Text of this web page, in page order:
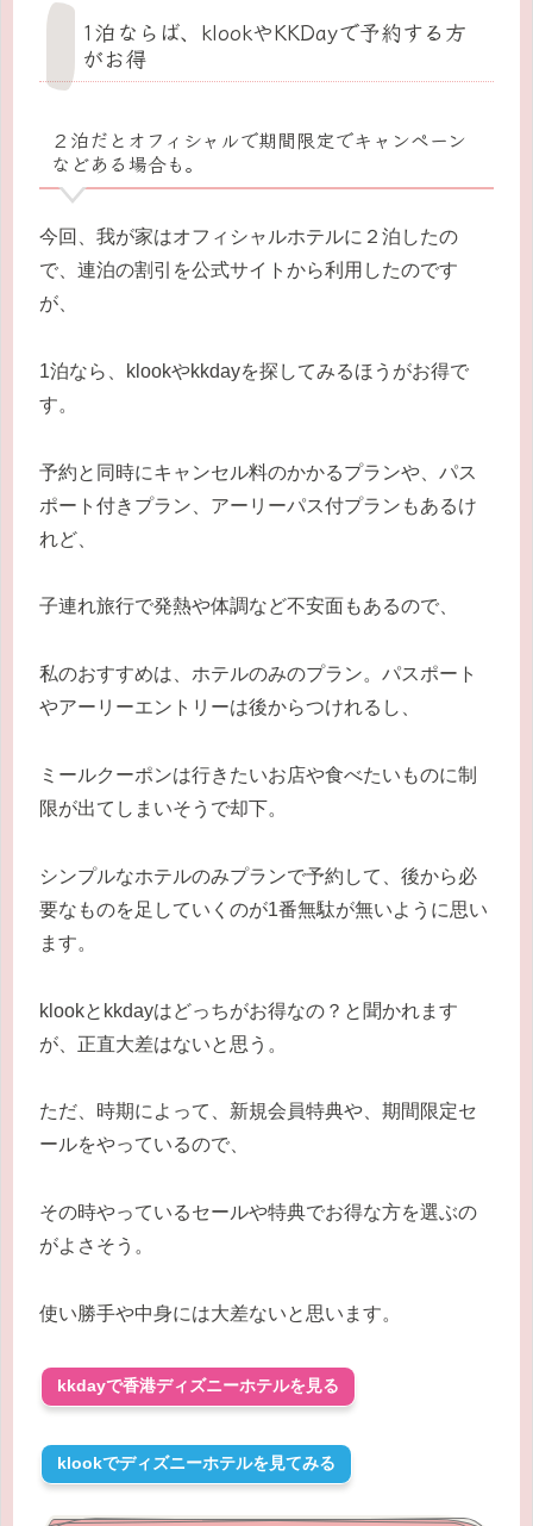
1泊ならば、klookやKKDayで予約する方
がお得
２泊だとオフィシャルで期間限定でキャンペーン
などある場合も。
今回、我が家はオフィシャルホテルに２泊したの
で、連泊の割引を公式サイトから利用したのです
が、
1泊なら、klookやkkdayを探してみるほうがお得で
す。
予約と同時にキャンセル料のかかるプランや、パス
ポート付きプラン、アーリーパス付プランもあるけ
れど、
子連れ旅行で発熱や体調など不安面もあるので、
私のおすすめは、ホテルのみのプラン。パスポート
やアーリーエントリーは後からつけれるし、
ミールクーポンは行きたいお店や食べたいものに制
限が出てしまいそうで却下。
シンプルなホテルのみプランで予約して、後から必
要なものを足していくのが1番無駄が無いように思い
ます。
klookとkkdayはどっちがお得なの？と聞かれます
が、正直大差はないと思う。
ただ、時期によって、新規会員特典や、期間限定セ
ールをやっているので、
その時やっているセールや特典でお得な方を選ぶの
がよさそう。
使い勝手や中身には大差ないと思います。
kkdayで香港ディズニーホテルを見る
klookでディズニーホテルを見てみる